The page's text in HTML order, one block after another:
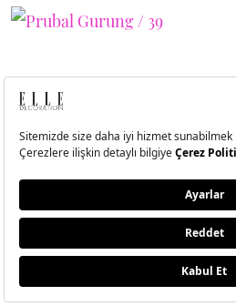
40
Prubal Gurung